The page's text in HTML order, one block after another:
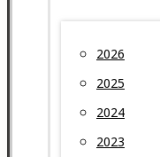
2026
2025
2024
2023